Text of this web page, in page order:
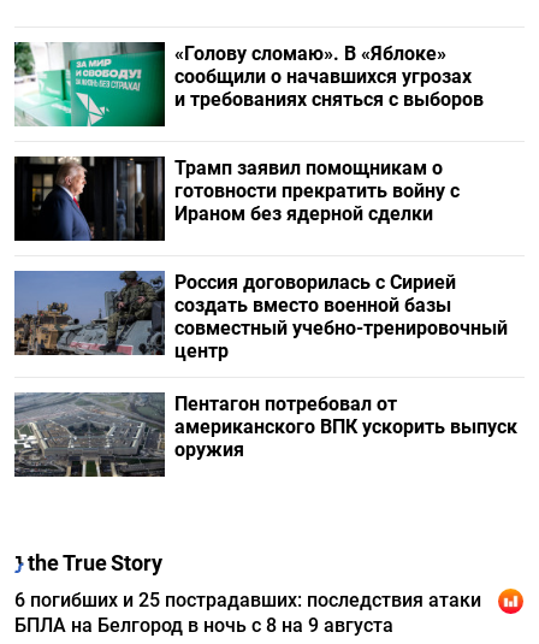
«Голову сломаю». В «Яблоке»
сообщили о начавшихся угрозах
и требованиях сняться с выборов
Трамп заявил помощникам о
готовности прекратить войну с
Ираном без ядерной сделки
Россия договорилась с Сирией
создать вместо военной базы
совместный учебно-тренировочный
центр
Пентагон потребовал от
американского ВПК ускорить выпуск
оружия